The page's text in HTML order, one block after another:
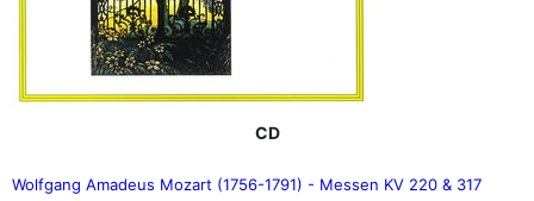
CD
Wolfgang Amadeus Mozart (1756-1791) - Messen KV 220 & 317